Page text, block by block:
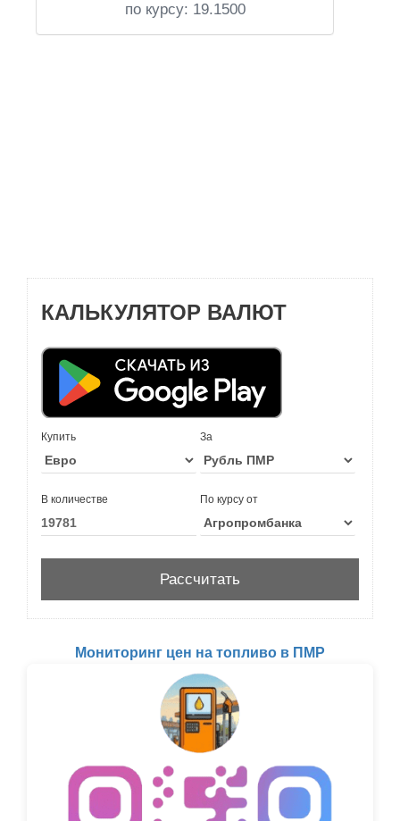
по курсу: 19.1500
КАЛЬКУЛЯТОР ВАЛЮТ
Купить За
В количестве По курсу от
Мониторинг цен на топливо в ПМР